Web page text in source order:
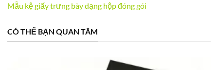
Mẫu kệ giấy trưng bày dạng hộp đóng gói
CÓ THỂ BẠN QUAN TÂM